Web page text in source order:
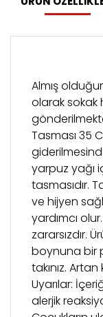
Almış
olarak sokak
Tasması 35
yarpuz yağı
tasmasıdır.
ve hijyen
yardımcı
zararsızdır.
boynuna bir
takınız. Artan
Uyarılar:
alerjik